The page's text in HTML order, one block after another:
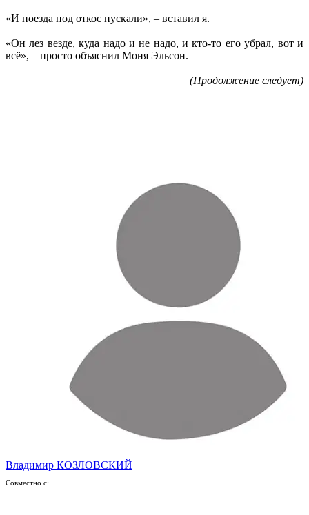
«И поезда под откос пускали», – вставил я.
«Он лез везде, куда надо и не надо, и кто-то его убрал, вот и
всё», – просто объяснил Моня Эльсон.
(Продолжение следует)
Владимир КОЗЛОВСКИЙ
Совместно с: